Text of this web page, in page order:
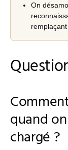
On
quand
chargé ?